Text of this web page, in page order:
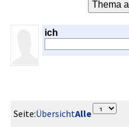
ich
Seite:ÜbersichtAlle